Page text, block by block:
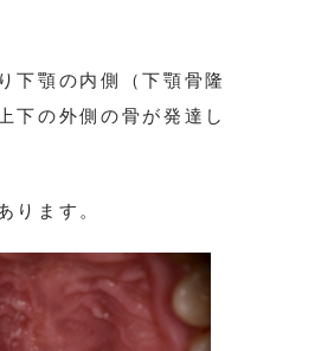
下顎の内側（下顎骨隆
下の外側の骨が発達し
ります。